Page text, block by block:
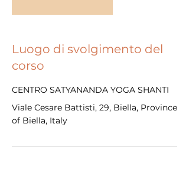
Luogo di svolgimento del
corso
CENTRO SATYANANDA YOGA SHANTI
Viale Cesare Battisti, 29, Biella, Province
of Biella, Italy